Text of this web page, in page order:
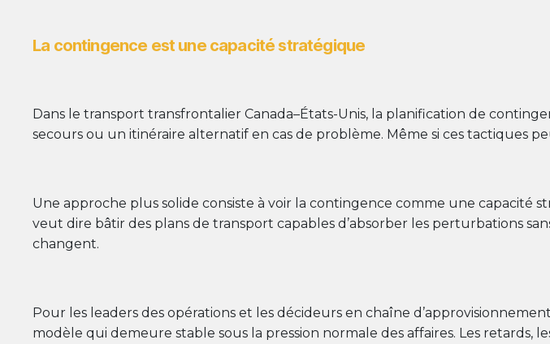
La contingence est une capacité stratégique
Dans le transport transfrontalier Canada–États-Unis, la planification de
secours ou un itinéraire alternatif en cas de problème. Même si ces tactiques
Une approche plus solide consiste à voir la contingence comme une
veut dire bâtir des plans de transport capables d’absorber les perturbations
changent.
Pour les leaders des opérations et les décideurs en chaîne
modèle qui demeure stable sous la pression normale des affaires. Les retards,